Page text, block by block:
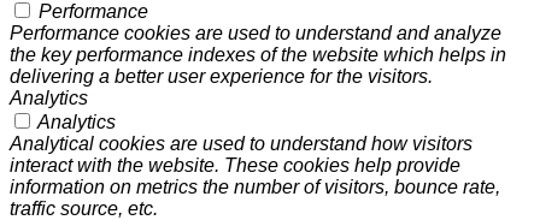
Performance
Performance cookies are used to understand and analyze
the key performance indexes of the website which helps in
delivering a better user experience for the visitors.
Analytics
Analytics
Analytical cookies are used to understand how visitors
interact with the website. These cookies help provide
information on metrics the number of visitors, bounce rate,
traffic source, etc.